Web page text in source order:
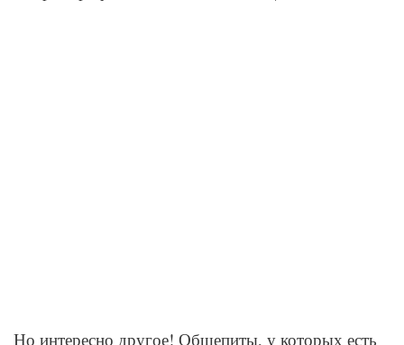
Но интересно другое! Общепиты, у которых есть